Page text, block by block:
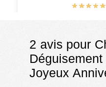
2 avis pour
Joyeux